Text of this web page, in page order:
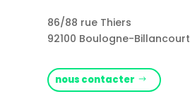
86/88 rue Thiers
92100 Boulogne-Billancourt
nous contacter